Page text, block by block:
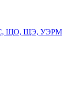
ЩО, ЩЭ, УЭРМ